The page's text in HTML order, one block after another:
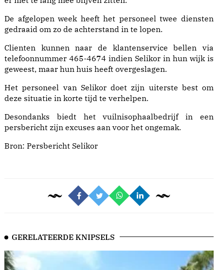
De afgelopen week heeft het personeel twee diensten
gedraaid om zo de achterstand in te lopen.
Clienten kunnen naar de klantenservice bellen via
telefoonnummer 465-4674 indien Selikor in hun wijk is
geweest, maar hun huis heeft overgeslagen.
Het personeel van Selikor doet zijn uiterste best om
deze situatie in korte tijd te verhelpen.
Desondanks biedt het vuilnisophaalbedrijf in een
persbericht zijn excuses aan voor het ongemak.
Bron: Persbericht Selikor
GERELATEERDE KNIPSELS